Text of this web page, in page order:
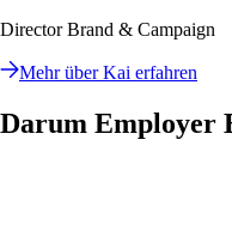
Director Brand & Campaign
Mehr über Kai erfahren
Darum Employer